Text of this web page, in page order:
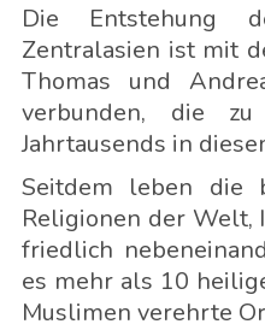
Die Entstehung
Zentralasien ist mit
Thomas und
verbunden, die
Jahrtausends in
Seitdem leben die
Religionen der Welt,
friedlich
es mehr als 10
Muslimen verehrte